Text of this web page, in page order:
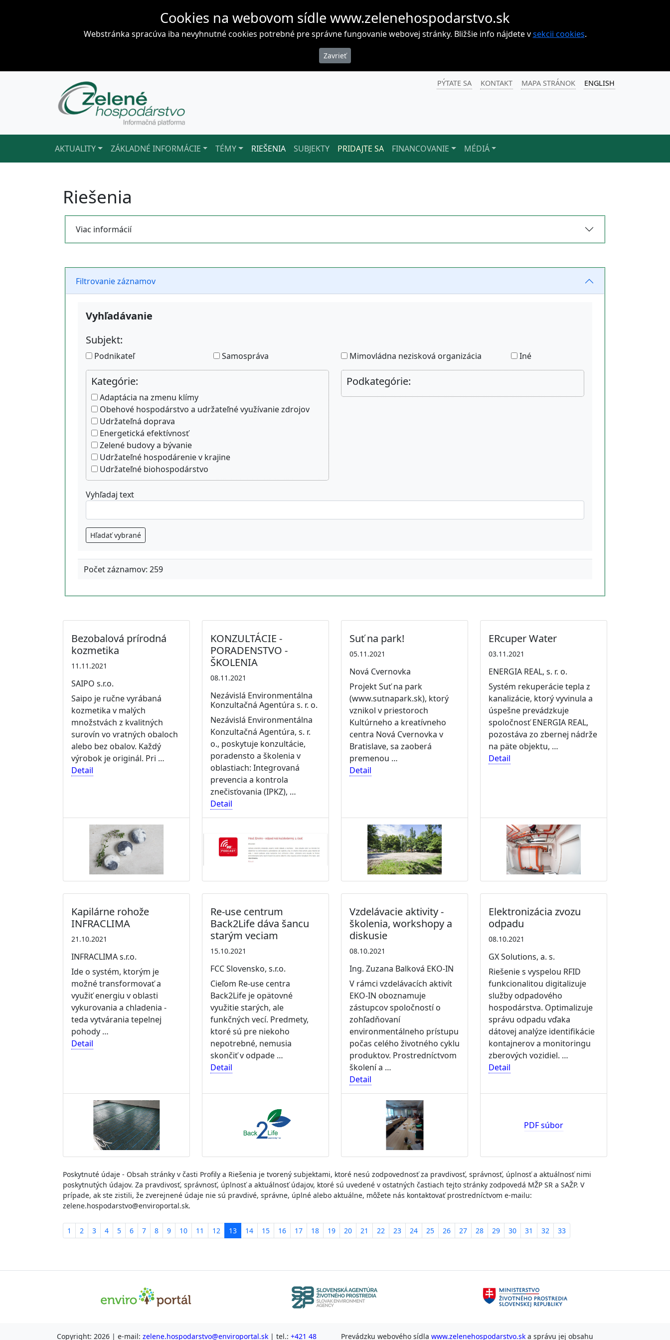
Cookies na webovom sídle www.zelenehospodarstvo.sk
Webstránka spracúva iba nevyhnutné cookies potrebné pre správne fungovanie webovej stránky. Bližšie info nájdete vsekcii cookies.
PÝTATE SA KONTAKT MAPA STRÁNOK ENGLISH
AKTUALITY ZÁKLADNÉ INFORMÁCIE TÉMY RIEŠENIA SUBJEKTY PRIDAJTE SA FINANCOVANIE MÉDIÁ
Riešenia
Viac informácií
Filtrovanie záznamov
Vyhľadávanie
Subjekt:
Podnikateľ Samospráva Mimovládna nezisková organizácia Iné
Kategórie:
Adaptácia na zmenu klímy
Obehové hospodárstvo a udržateľné využívanie zdrojov
Udržateľná doprava
Energetická efektívnosť
Zelené budovy a bývanie
Udržateľné hospodárenie v krajine
Udržateľné biohospodárstvo
Podkategórie:
Vyhľadaj text
Hľadať vybrané
Počet záznamov: 259
Bezobalová prírodná
kozmetika
11.11.2021
SAIPO s.r.o.
Saipo je ručne vyrábaná
kozmetika v malých
množstvách z kvalitných
surovín vo vratných obaloch
alebo bez obalov. Každý
výrobok je originál. Pri …
Detail
KONZULTÁCIE -
PORADENSTVO -
ŠKOLENIA
08.11.2021
Nezávislá Environmentálna
Konzultačná Agentúra s. r. o.
Nezávislá Environmentálna
Konzultačná Agentúra, s. r.
o., poskytuje konzultácie,
poradensto a školenia v
oblastiach: Integrovaná
prevencia a kontrola
znečisťovania (IPKZ), …
Detail
Suť na park!
05.11.2021
Nová Cvernovka
Projekt Suť na park
(www.sutnapark.sk), ktorý
vznikol v priestoroch
Kultúrneho a kreatívneho
centra Nová Cvernovka v
Bratislave, sa zaoberá
premenou …
Detail
ERcuper Water
03.11.2021
ENERGIA REAL, s. r. o.
Systém rekuperácie tepla z
kanalizácie, ktorý vyvinula a
úspešne prevádzkuje
spoločnosť ENERGIA REAL,
pozostáva zo zbernej nádrže
na päte objektu, …
Detail
Kapilárne rohože
INFRACLIMA
21.10.2021
INFRACLIMA s.r.o.
Ide o systém, ktorým je
možné transformovať a
využiť energiu v oblasti
vykurovania a chladenia -
teda vytvárania tepelnej
pohody …
Detail
Re-use centrum
Back2Life dáva šancu
starým veciam
15.10.2021
FCC Slovensko, s.r.o.
Cieľom Re-use centra
Back2Life je opätovné
využitie starých, ale
funkčných vecí. Predmety,
ktoré sú pre niekoho
nepotrebné, nemusia
skončiť v odpade …
Detail
Vzdelávacie aktivity -
školenia, workshopy a
diskusie
08.10.2021
Ing. Zuzana Balková EKO-IN
V rámci vzdelávacích aktivít
EKO-IN oboznamuje
zástupcov spoločností o
zohľadňovaní
environmentálneho prístupu
počas celého životného cyklu
produktov. Prostredníctvom
školení a …
Detail
Elektronizácia zvozu
odpadu
08.10.2021
GX Solutions, a. s.
Riešenie s vyspelou RFID
funkcionalitou digitalizuje
služby odpadového
hospodárstva. Optimalizuje
správu odpadu vďaka
dátovej analýze identifikácie
kontajnerov a monitoringu
zberových vozidiel. …
Detail
PDF súbor
Poskytnuté údaje - Obsah stránky v časti Profily a Riešenia je tvorený subjektami, ktoré nesú zodpovednosť za pravdivosť, správnosť, úplnosť a aktuálnosť nimi
poskytnutých údajov. Za pravdivosť, správnosť, úplnosť a aktuálnosť údajov, ktoré sú uvedené v ostatných častiach tejto stránky zodpovedá MŽP SR a SAŽP. V
prípade, ak ste zistili, že zverejnené údaje nie sú pravdivé, správne, úplné alebo aktuálne, môžete nás kontaktovať prostredníctvom e-mailu:
zelene.hospodarstvo@enviroportal.sk.
1 2 3 4 5 6 7 8 9 10 11 12 13 14 15 16 17 18 19 20 21 22 23 24 25 26 27 28 29 30 31 32 33
Copyright: 2026 | e-mail: zelene.hospodarstvo@enviroportal.sk | tel.: +421 48 Prevádzku webového sídla www.zelenehospodarstvo.sk a správu jej obsahu